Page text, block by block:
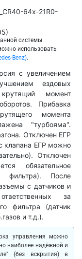
64x-21R0-
системы
использовать
Benz).
с увеличением
ездовых
момент
Прибавка
момента
"турбояма".
Отключен ЕГР
клапана ЕГР можно
Отключен
обязательное
фильтра). После
с датчиков и
за
фильтра (датчик
и т.д.).
управления можно
наиболее надёжной и
(без вскрытия) в